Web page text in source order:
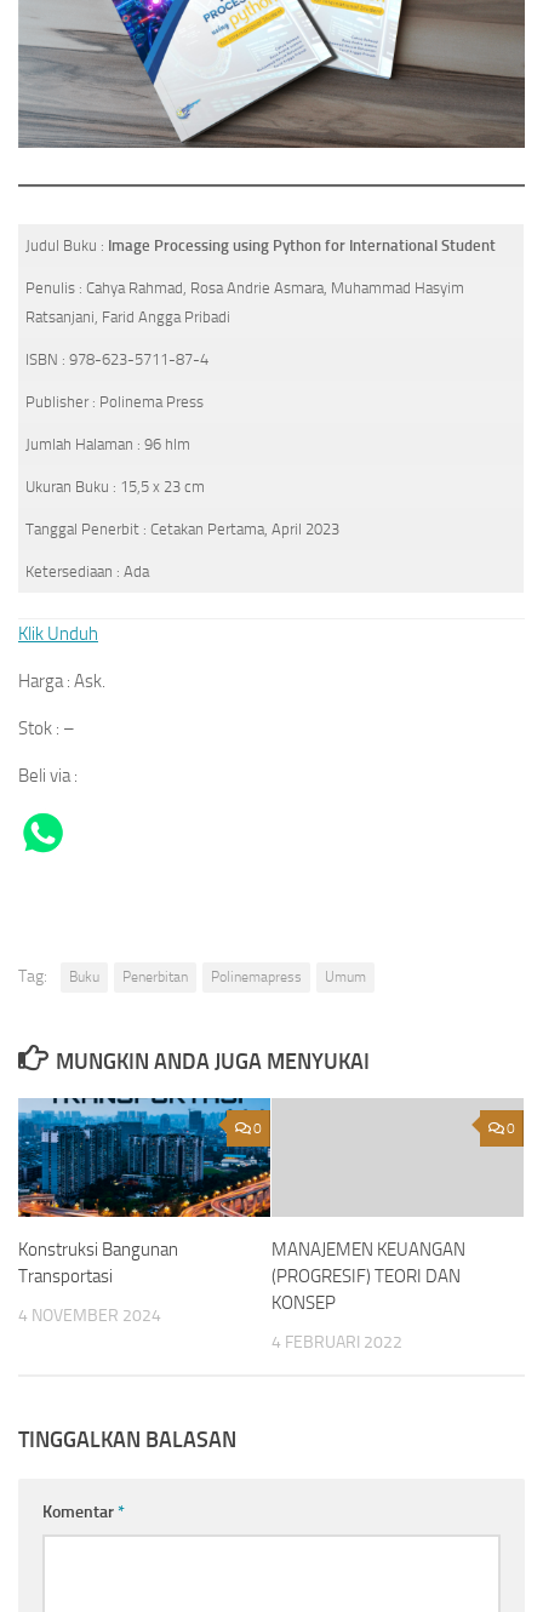
Judul Buku : Image Processing using Python for International Student
Penulis : Cahya Rahmad, Rosa Andrie Asmara, Muhammad Hasyim
Ratsanjani, Farid Angga Pribadi
ISBN : 978-623-5711-87-4
Publisher : Polinema Press
Jumlah Halaman : 96 hlm
Ukuran Buku : 15,5 x 23 cm
Tanggal Penerbit : Cetakan Pertama, April 2023
Ketersediaan : Ada
Klik Unduh
Harga : Ask.
Stok : –
Beli via :
Tag: Buku Penerbitan Polinemapress Umum
MUNGKIN ANDA JUGA MENYUKAI
0
Konstruksi Bangunan
Transportasi
4 NOVEMBER 2024
0
MANAJEMEN KEUANGAN
(PROGRESIF) TEORI DAN
KONSEP
4 FEBRUARI 2022
TINGGALKAN BALASAN
Komentar*